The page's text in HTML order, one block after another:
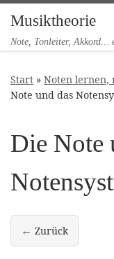
Zum Inhalt
Musiktheorie
Note, Tonleiter, Akkord…
Start » Noten lernen,
Note und das
Die Note
← Zurück
Noten lernen,